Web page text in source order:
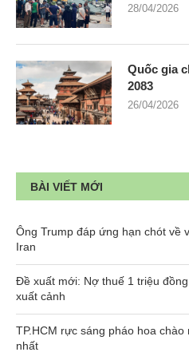
28/04/2026
Quốc gia
2083
26/04/2026
BÀI VIẾT MỚI
Ông Trump đáp ứng hạn chót về
Iran
Đề xuất mới: Nợ thuế 1 triệu
xuất cảnh
TP.HCM rực sáng pháo hoa
nhất